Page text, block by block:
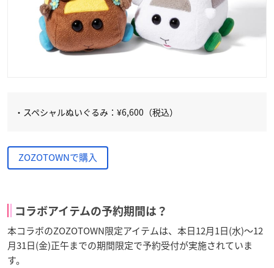
・スペシャルぬいぐるみ：¥6,600（税込）
ZOZOTOWNで購入
コラボアイテムの予約期間は？
本コラボのZOZOTOWN限定アイテムは、本日12月1日(水)～12
月31日(金)正午までの期間限定で予約受付が実施されていま
す。